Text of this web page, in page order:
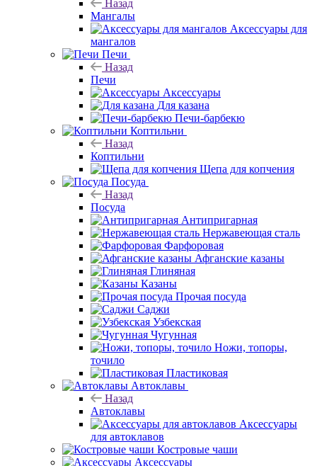
Назад
Мангалы
Аксессуары для
мангалов
Печи
Назад
Печи
Аксессуары
Для казана
Печи-барбекю
Коптильни
Назад
Коптильни
Щепа для копчения
Посуда
Назад
Посуда
Антипригарная
Нержавеющая сталь
Фарфоровая
Афганские казаны
Глиняная
Казаны
Прочая посуда
Саджи
Узбекская
Чугунная
Ножи, топоры,
точило
Пластиковая
Автоклавы
Назад
Автоклавы
Аксессуары
для автоклавов
Костровые чаши
Аксессуары